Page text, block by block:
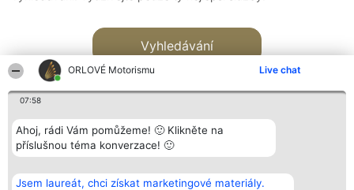
ORLOVÉ Motorismu Live chat
07:58
Ahoj, rádi Vám pomůžeme! 🙂 Klikněte na
příslušnou téma konverzace! 🙂
Jsem laureát, chci získat marketingové materiály.
Vyhledávání
Bright Side Solutions sp. z o.
o. sp. k.
Vítězové
Seznam všech
Kontakt